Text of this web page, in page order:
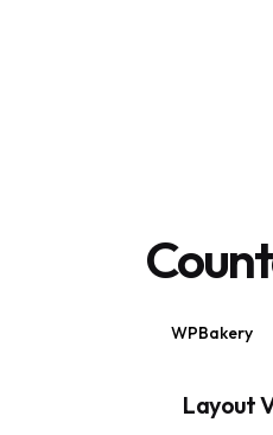
WPBakery
Layout